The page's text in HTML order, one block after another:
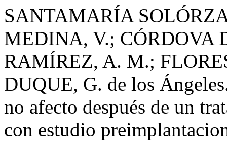
SANTAMARÍA
MEDINA, V.; CÓRDOVA
RAMÍREZ, A. M.;
DUQUE, G. de los
no afecto después de un
con estudio